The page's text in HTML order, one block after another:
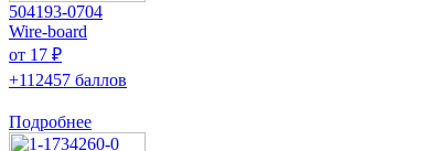
504193-0704
Wire-board
от 17 ₽
+112457 баллов
Подробнее